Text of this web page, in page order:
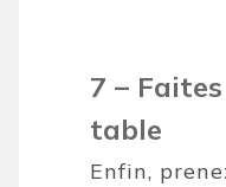
7 –
table
Enfin,